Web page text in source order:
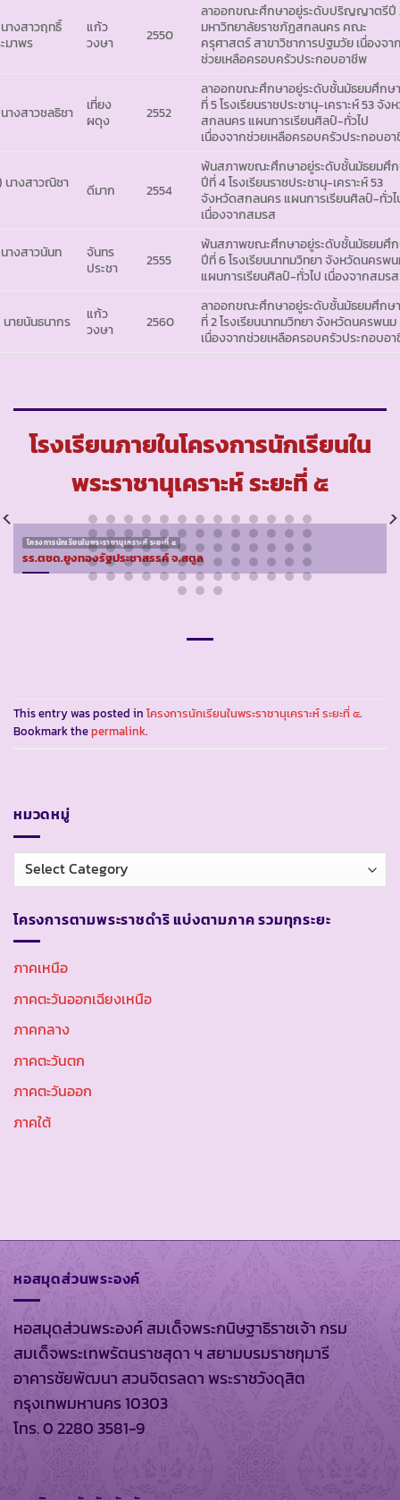
างสาวฤทธิ์
มาพร
แก้ว
วงษา
2550
ลาออกขณะศึกษาอยู่ระดับปริญญาตรีปี
มหาวิทยาลัยราชภัฏสกลนคร คณะ
ครุศาสตร์ สาขาวิชาการปฐมวัย เนื่องจา
ช่วยเหลือครอบครัวประกอบอาชีพ
างสาวชลธิชา
เที่ยง
ผดุง
2552
ลาออกขณะศึกษาอยู่ระดับชั้นมัธยมศึกษ
ที่ 5 โรงเรียนราชประชานุ-เคราะห์ 53 จัง
สกลนคร แผนการเรียนศิลป์-ทั่วไป
เนื่องจากช่วยเหลือครอบครัวประกอบอ
นางสาวณิชา ดีมาก 2554
พ้นสภาพขณะศึกษาอยู่ระดับชั้นมัธยมศึ
ปีที่ 4 โรงเรียนราชประชานุ-เคราะห์ 53
จังหวัดสกลนคร แผนการเรียนศิลป์-ทั่ว
เนื่องจากสมรส
นางสาวนันท
จันทร
ประชา
2555
พ้นสภาพขณะศึกษาอยู่ระดับชั้นมัธยมศึ
ปีที่ 6 โรงเรียนนาทมวิทยา จังหวัดนครพ
แผนการเรียนศิลป์-ทั่วไป เนื่องจากสมรส
นายนันธนากร
แก้ว
วงษา
2560
ลาออกขณะศึกษาอยู่ระดับชั้นมัธยมศึกษ
ที่ 2 โรงเรียนนาทมวิทยา จังหวัดนครพนม
เนื่องจากช่วยเหลือครอบครัวประกอบอ
โรงเรียนภายในโครงการนักเรียนใน
พระราชานุเคราะห์ ระยะที่ ๕
โครงการนักเรียนในพระราชานุเคราะห์ ระยะที่ ๕
รร.ตชด.ยูงทองรัฐประชาสรรค์ จ.สตูล
This entry was posted in โครงการนักเรียนในพระราชานุเคราะห์ ระยะที่ ๕.
Bookmark thepermalink.
หมวดหมู่
หมวด
หมู่
โครงการตามพระราชดำริ แบ่งตามภาค รวมทุกระยะ
ภาคเหนือ
ภาคตะวันออกเฉียงเหนือ
ภาคกลาง
ภาคตะวันตก
ภาคตะวันออก
ภาคใต้
หอสมุดส่วนพระองค์
หอสมุดส่วนพระองค์ สมเด็จพระกนิษฐาธิราชเจ้า กรม
สมเด็จพระเทพรัตนราชสุดา ฯ สยามบรมราชกุมารี
อาคารชัยพัฒนา สวนจิตรลดา พระราชวังดุสิต
กรุงเทพมหานคร 10303
โทร. 0 2280 3581-9